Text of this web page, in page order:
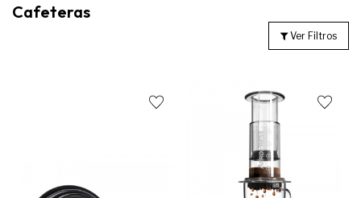
Cafeteras
Ver Filtros